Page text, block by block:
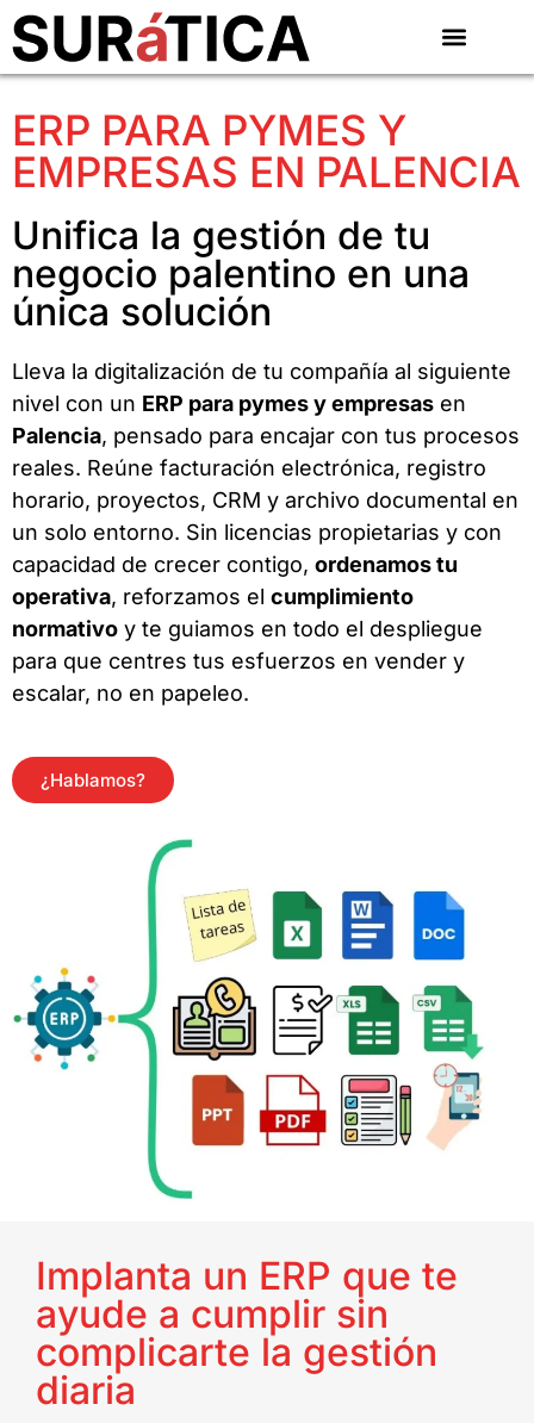
ERP PARA PYMES Y
EMPRESAS EN PALENCIA
Unifica la gestión de tu
negocio palentino en una
única solución
Lleva la digitalización de tu compañía al siguiente
nivel con un ERP para pymes y empresas en
Palencia, pensado para encajar con tus procesos
reales. Reúne facturación electrónica, registro
horario, proyectos, CRM y archivo documental en
un solo entorno. Sin licencias propietarias y con
capacidad de crecer contigo, ordenamos tu
operativa, reforzamos el cumplimiento
normativo y te guiamos en todo el despliegue
para que centres tus esfuerzos en vender y
escalar, no en papeleo.
¿Hablamos?
Implanta un ERP que te
ayude a cumplir sin
complicarte la gestión
diaria